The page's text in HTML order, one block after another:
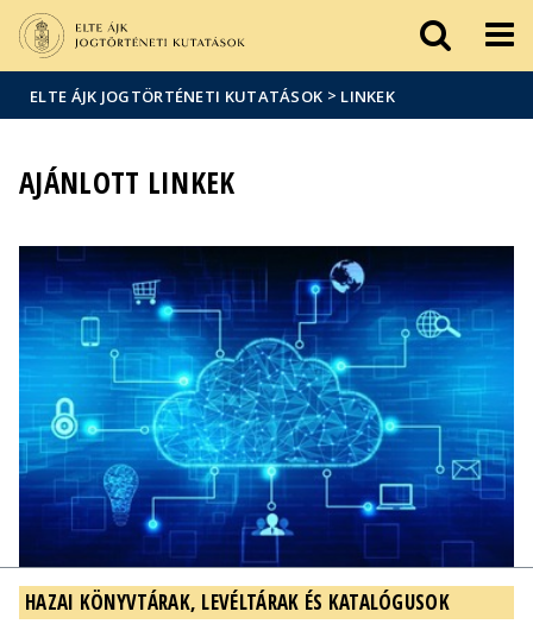
sajtóban
ELTE ÁJK JOGTÖRTÉNETI KUTATÁSOK > LINKEK
AJÁNLOTT LINKEK
HAZAI KÖNYVTÁRAK, LEVÉLTÁRAK ÉS KATALÓGUSOK